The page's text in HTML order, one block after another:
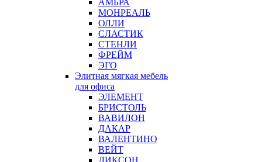
АМБРА
МОНРЕАЛЬ
ОЛЛИ
СЛАСТИК
СТЕНЛИ
ФРЕЙМ
ЭГО
Элитная мягкая мебель
для офиса
ЭЛЕМЕНТ
БРИСТОЛЬ
ВАВИЛОН
ДАКАР
ВАЛЕНТИНО
ВЕЙТ